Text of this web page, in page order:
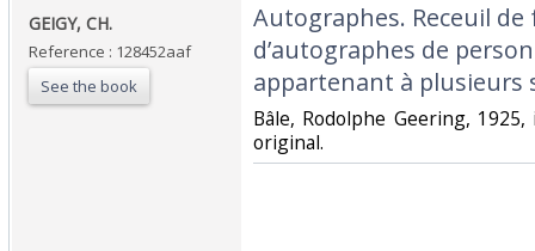
‎GEIGY, CH.‎
Reference : 128452aaf
See the book
‎Autographes. Receuil de
d’autographes de
appartenant à plusieurs
‎Bâle, Rodolphe Geering,
original.‎